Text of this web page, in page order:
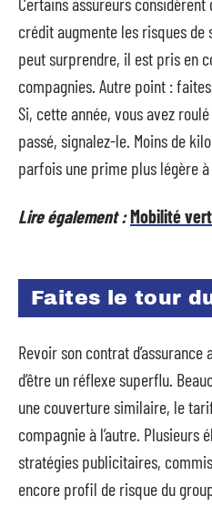
crédit augmente les risques
peut surprendre, il est pris en
compagnies. Autre point :
Si, cette année, vous avez
passé, signalez-le. Moins de
parfois une prime plus légère
Lire également :Mobilité
Faites le tour
Revoir son contrat d’assurance
d’être un réflexe superflu.
une couverture similaire, le
compagnie à l’autre. Plusieurs
stratégies publicitaires,
encore profil de risque du